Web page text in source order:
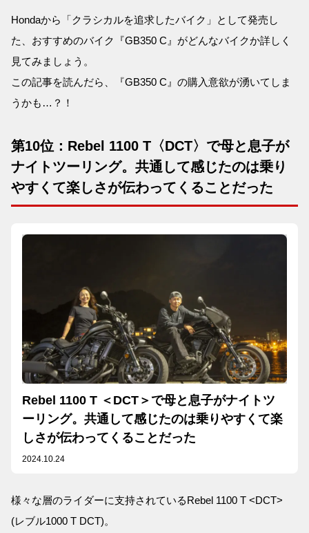
Hondaから「クラシカルを追求したバイク」として発売し
た、おすすめのバイク『GB350 C』がどんなバイクか詳しく
見てみましょう。
この記事を読んだら、『GB350 C』の購入意欲が湧いてしま
うかも…？！
第10位：Rebel 1100 T〈DCT〉で母と息子が
ナイトツーリング。共通して感じたのは乗り
やすくて楽しさが伝わってくることだった
Rebel 1100 T ＜DCT＞で母と息子がナイトツ
ーリング。共通して感じたのは乗りやすくて楽
しさが伝わってくることだった
2024.10.24
様々な層のライダーに支持されているRebel 1100 T <DCT>
(レブル1000 T DCT)。